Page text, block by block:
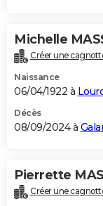
Michelle
Créer une
Naissance
06/04/1922 à
Décès
08/09/2024 à
Pierrette
Créer une